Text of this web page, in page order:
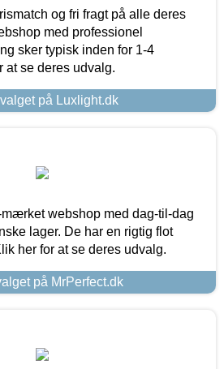
og fri fragt på alle deres
med professionel
sker typisk inden for 1-4
at se deres udvalg.
på Luxlight.dk
mærket webshop med dag-til-dag
lager. De har en rigtig flot
her for at se deres udvalg.
på MrPerfect.dk